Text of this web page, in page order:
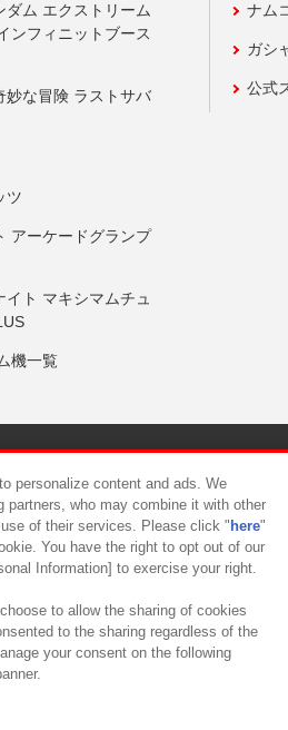
ダム エクストリーム
ンフィニットブース
妙な冒険 ラストサバ
ツ
アーケードグランプ
イト マキシマムチュ
機一覧
ナム
ガシ
公式
て カスタマーハラスメント対応方針
personalize content and ads. We
partners, who may combine it with other
of their services. Please click " here"
You have the right to opt out of our
Information] to exercise your right.
to allow the sharing of cookies
to the sharing regardless of the
your consent on the following